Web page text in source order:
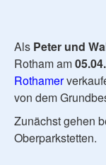
Als Peter und
Rotham am
Rothamer
von dem
Zunächst gehen
Oberparkstetten.